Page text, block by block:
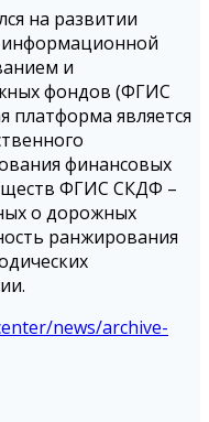
на развитии
информационной
и
фондов (ФГИС
является
финансовых
ФГИС СКДФ –
о дорожных
ранжирования
news/archive-